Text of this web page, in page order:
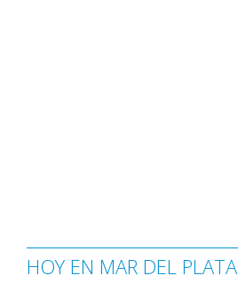
HOY EN MAR DEL PLATA